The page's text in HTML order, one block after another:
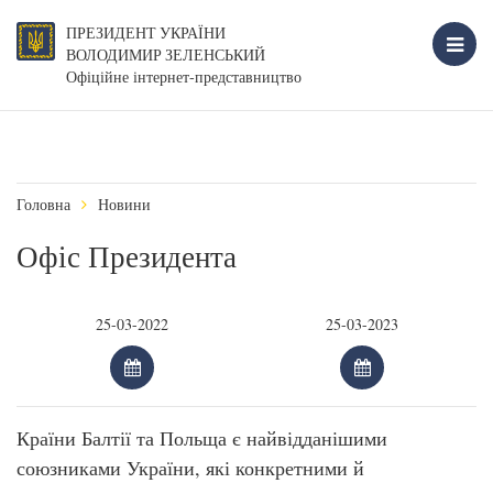
ПРЕЗИДЕНТ УКРАЇНИ
ВОЛОДИМИР ЗЕЛЕНСЬКИЙ
Офіційне інтернет-представництво
Головна Новини
Офіс Президента
Країни Балтії та Польща є найвідданішими
союзниками України, які конкретними й